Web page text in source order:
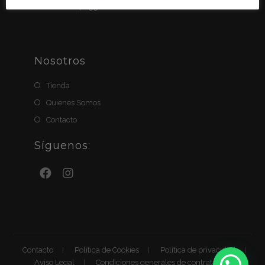
Nosotros
Tienda
Quienes Somos
Contacto
Síguenos:
Contacto Política de Cookies
Política de privacidad
Aviso Legal
Condiciones generales de contratación